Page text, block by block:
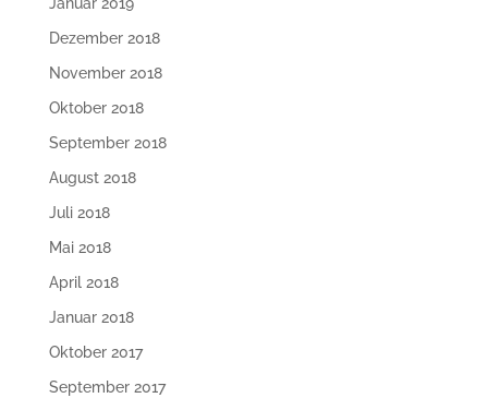
Dezember 2018
November 2018
Oktober 2018
September 2018
August 2018
Juli 2018
Mai 2018
April 2018
Januar 2018
Oktober 2017
September 2017